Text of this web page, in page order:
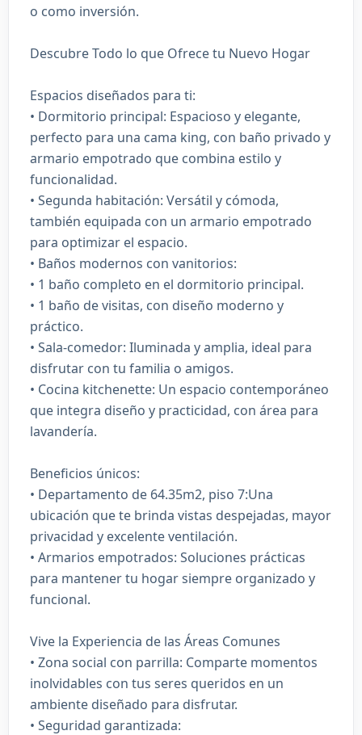
o como inversión.
Descubre Todo lo que Ofrece tu Nuevo Hogar
Espacios diseñados para ti:
• Dormitorio principal: Espacioso y elegante,
perfecto para una cama king, con baño privado y
armario empotrado que combina estilo y
funcionalidad.
• Segunda habitación: Versátil y cómoda,
también equipada con un armario empotrado
para optimizar el espacio.
• Baños modernos con vanitorios:
• 1 baño completo en el dormitorio principal.
• 1 baño de visitas, con diseño moderno y
práctico.
• Sala-comedor: Iluminada y amplia, ideal para
disfrutar con tu familia o amigos.
• Cocina kitchenette: Un espacio contemporáneo
que integra diseño y practicidad, con área para
lavandería.
Beneficios únicos:
• Departamento de 64.35m2, piso 7:Una
ubicación que te brinda vistas despejadas, mayor
privacidad y excelente ventilación.
• Armarios empotrados: Soluciones prácticas
para mantener tu hogar siempre organizado y
funcional.
Vive la Experiencia de las Áreas Comunes
• Zona social con parrilla: Comparte momentos
inolvidables con tus seres queridos en un
ambiente diseñado para disfrutar.
• Seguridad garantizada: